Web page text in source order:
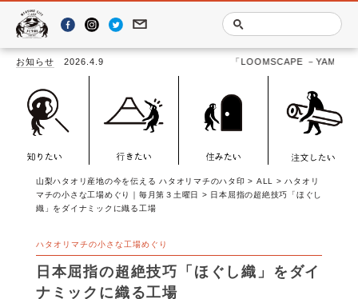
お知らせ 2026.4.9 「LOOMSCAPE －YAMANASHI
山梨ハタオリ産地の今を伝える ハタオリマチのハタ印 > ALL >ハタオリ
マチの小さな工場めぐり｜毎月第３土曜日
> 日本屈指の超絶技巧「ほぐし
織」をダイナミックに織る工場
ハタオリマチの小さな工場めぐり
日本屈指の超絶技巧「ほぐし織」をダイ
ナミックに織る工場